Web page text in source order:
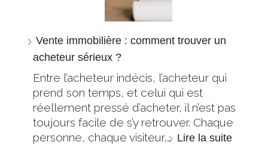
Vente immobilière : comment trouver un
acheteur sérieux ?
Entre l’acheteur indécis, l’acheteur qui
prend son temps, et celui qui est
réellement pressé d’acheter, il n’est pas
toujours facile de s’y retrouver. Chaque
personne, chaque visiteur,… Lire la suite